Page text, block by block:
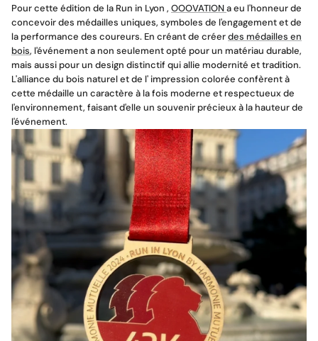
Pour cette édition de la Run in Lyon , OOOVATIONa eu l'honneur de
concevoir des médailles uniques, symboles de l'engagement et de
la performance des coureurs. En créant de créerdes médailles en
bois, l'événement a non seulement opté pour un matériau durable,
mais aussi pour un design distinctif qui allie modernité et tradition.
L'alliance du bois naturel et de l' impression colorée confèrent à
cette médaille un caractère à la fois moderne et respectueux de
l'environnement, faisant d'elle un souvenir précieux à la hauteur de
l'événement.